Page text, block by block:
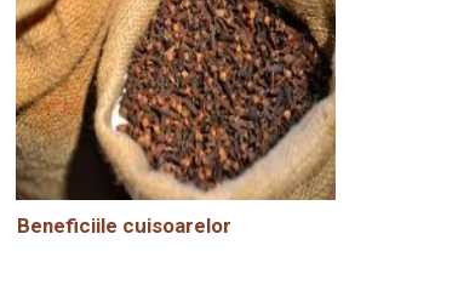
Beneficiile cuisoarelor